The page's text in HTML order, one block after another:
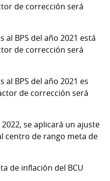
de corrección será
BPS del año 2021 está
de corrección será
BPS del año 2021 es
de corrección será
se aplicará un ajuste
centro de rango meta de
de inflación del BCU